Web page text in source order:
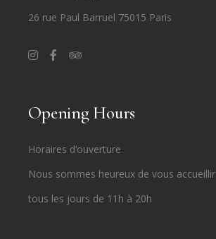
26 rue Paul Barruel 75015 Paris
Opening Hours
Horaires d’ouverture
Nous sommes heureux de vous accueillir
tous les jours de 11h à 20h